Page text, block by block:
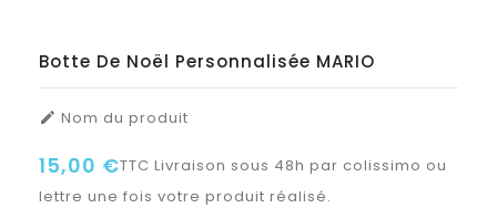
Botte De Noël Personnalisée MARIO
 Nom du produit
15,00 €TTC Livraison sous 48h par colissimo ou
lettre une fois votre produit réalisé.